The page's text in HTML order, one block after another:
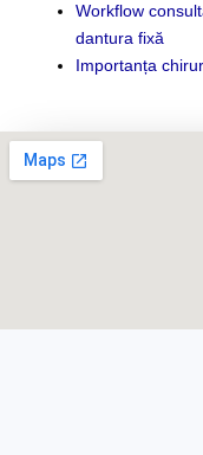
Workflow
dantura fixă
Importanța